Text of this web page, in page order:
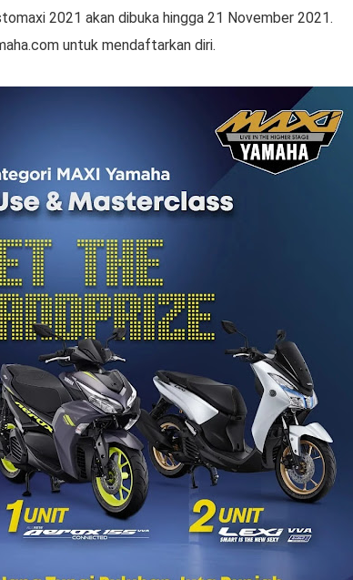
2021 akan dibuka hingga 21 November 2021.
untuk mendaftarkan diri.